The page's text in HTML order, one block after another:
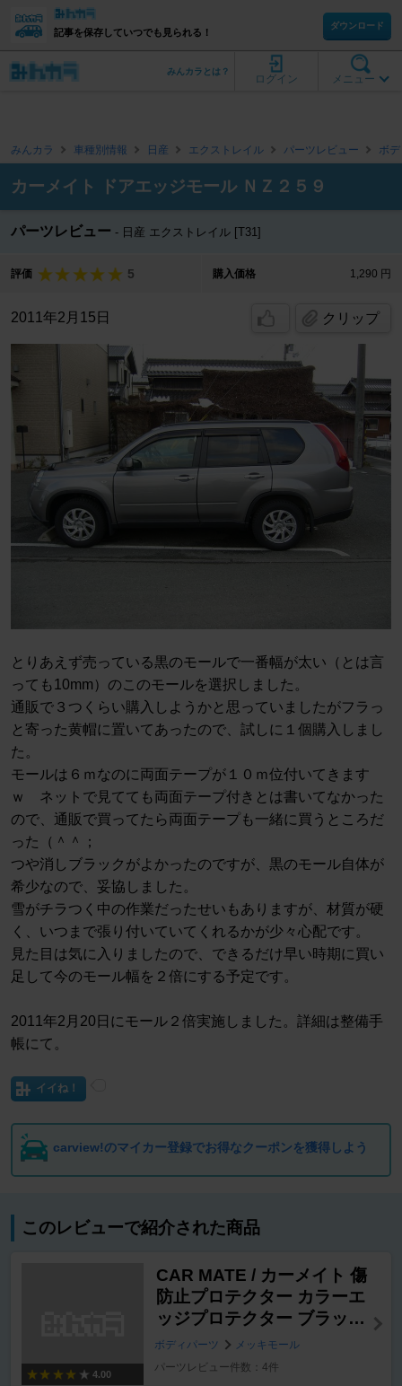
記事を保存していつでも見られる！
ダウンロード
メニュー
ログイン
みんカラとは？
みんカラ 車種別情報 日産 エクストレイル パーツレビュー ボ
カーメイト ドアエッジモール ＮＺ２５９
パーツレビュー 日産 エクストレイル [T31]
評価 5 購入価格 1,290 円
2011年2月15日 クリップ
とりあえず売っている黒のモールで一番幅が太い（とは言
っても10mm）のこのモールを選択しました。
通販で３つくらい購入しようかと思っていましたがフラっ
と寄った黄帽に置いてあったので、試しに１個購入しまし
た。
モールは６ｍなのに両面テープが１０ｍ位付いてきます
ｗ ネットで見てても両面テープ付きとは書いてなかった
ので、通販で買ってたら両面テープも一緒に買うところだ
った（＾＾；
つや消しブラックがよかったのですが、黒のモール自体が
希少なので、妥協しました。
雪がチラつく中の作業だったせいもありますが、材質が硬
く、いつまで張り付いていてくれるかが少々心配です。
見た目は気に入りましたので、できるだけ早い時期に買い
足して今のモール幅を２倍にする予定です。
2011年2月20日にモール２倍実施しました。詳細は整備手
帳にて。
イイね！
carview!のマイカー登録でお得なクーポンを獲得しよう
このレビューで紹介された商品
4.00
CAR MATE / カーメイト 傷
防止プロテクター カラーエ
ッジプロテクター ブラック
/ NZ259
ボディパーツ
メッキモール
パーツレビュー件数：4件